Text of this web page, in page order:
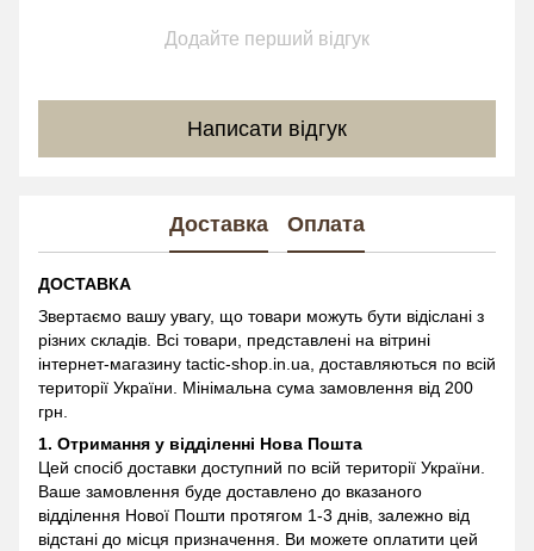
Додайте перший відгук
Написати відгук
Доставка Оплата
ДОСТАВКА
Звертаємо вашу увагу, що товари можуть бути відіслані з
різних складів. Всі товари, представлені на вітрині
інтернет-магазину tactic-shop.in.ua, доставляються по всій
території України. Мінімальна сума замовлення від 200
грн.
1. Отримання у відділенні Нова Пошта
Цей спосіб доставки доступний по всій території України.
Ваше замовлення буде доставлено до вказаного
відділення Нової Пошти протягом 1-3 днів, залежно від
відстані до місця призначення. Ви можете оплатити цей